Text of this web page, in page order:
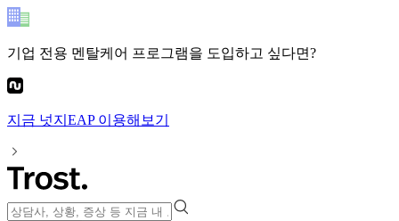
기업 전용 멘탈케어 프로그램을 도입하고 싶다면?
지금 넛지EAP이용해보기